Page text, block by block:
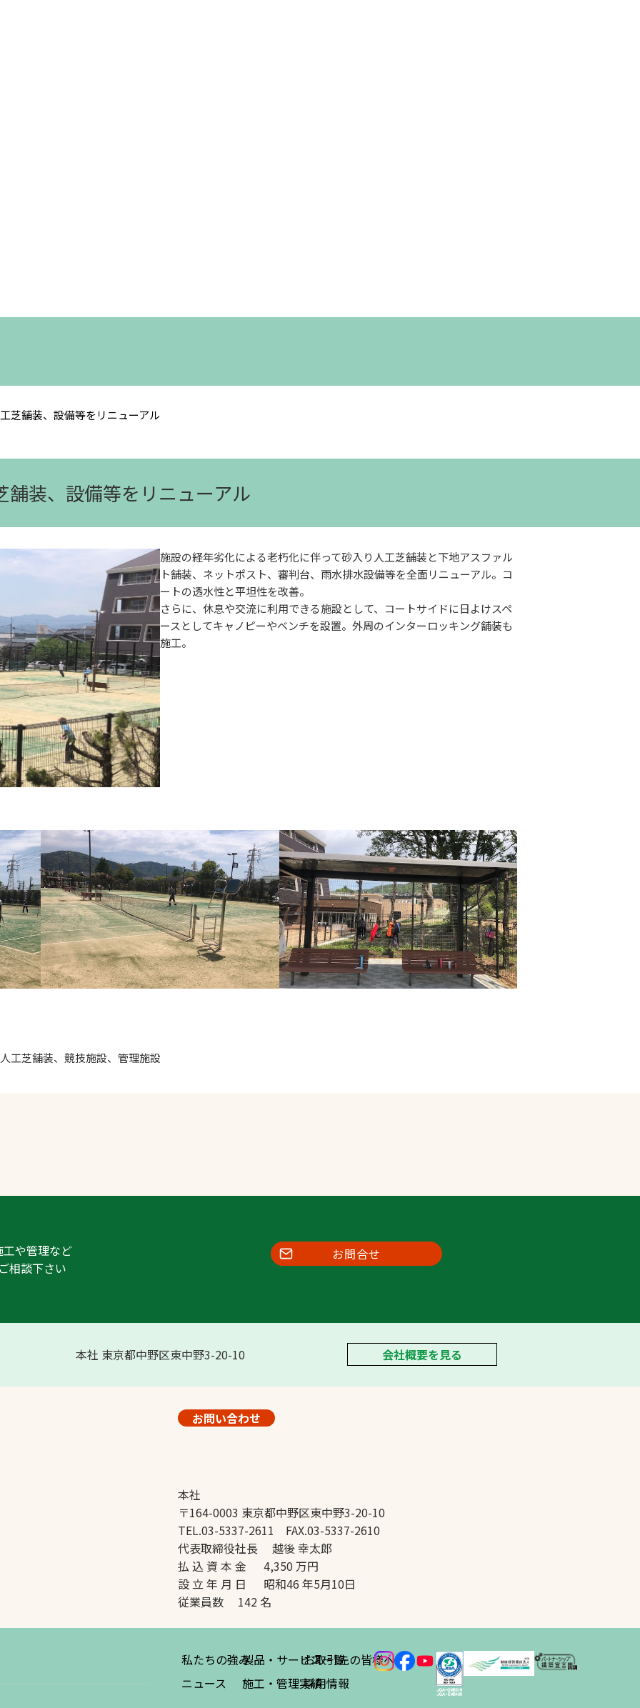
芝舗装、設備等をリニューアル
舗装、設備等をリニューアル
施設の経年劣化による老朽化に伴って砂入り人工芝舗装と下地アスファル
ト舗装、ネットポスト、審判台、雨水排水設備等を全面リニューアル。コ
ートの透水性と平坦性を改善。
さらに、休息や交流に利用できる施設として、コートサイドに日よけスペ
ースとしてキャノピーやベンチを設置。外周のインターロッキング舗装も
施工。
工芝舗装、競技施設、管理施設
や管理など
相談下さい
お問合せ
本社 東京都中野区東中野3-20-10 会社概要を見る
お問い合わせ
本社
〒164-0003 東京都中野区東中野3-20-10
TEL.03-5337-2611 FAX.03-5337-2610
代表取締役社長 越後 幸太郎
払 込 資 本 金 4,350 万円
設 立 年 月 日 昭和46 年5月10日
従業員数 142 名
私たちの強み
ニュース
製品・サービス一覧
施工・管理実績
お取引先の皆様へ
採用情報